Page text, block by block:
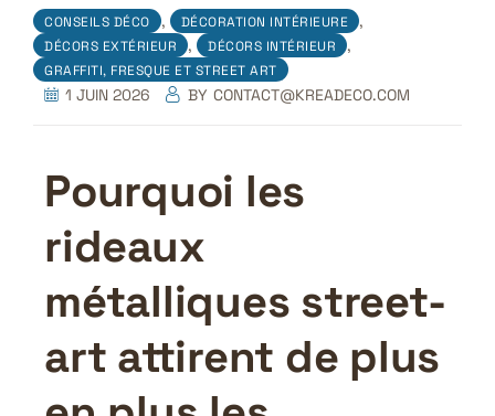
CONSEILS DÉCO , DÉCORATION INTÉRIEURE ,
DÉCORS EXTÉRIEUR , DÉCORS INTÉRIEUR ,
GRAFFITI, FRESQUE ET STREET ART
1 JUIN 2026 BY CONTACT@KREADECO.COM
Pourquoi les
rideaux
métalliques street-
art attirent de plus